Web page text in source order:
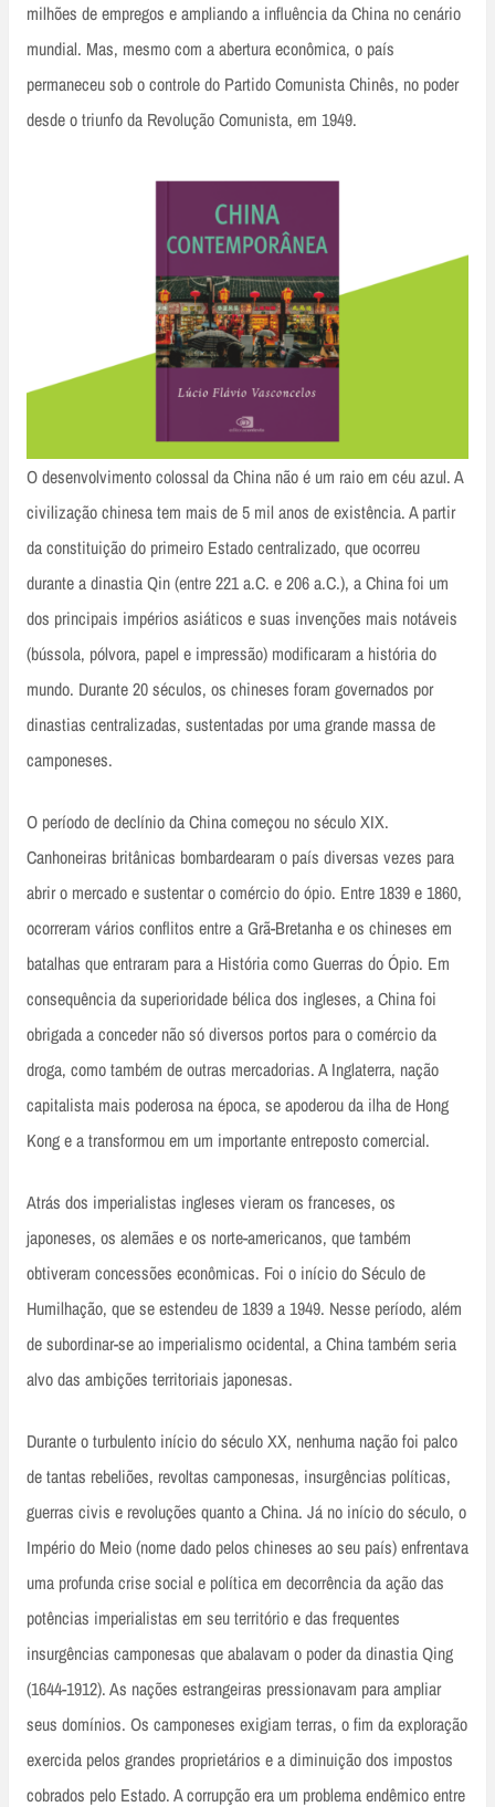
milhões de empregos e ampliando a influência da China no cenário
mundial. Mas, mesmo com a abertura econômica, o país
permaneceu sob o controle do Partido Comunista Chinês, no poder
desde o triunfo da Revolução Comunista, em 1949.
O desenvolvimento colossal da China não é um raio em céu azul. A
civilização chinesa tem mais de 5 mil anos de existência. A partir
da constituição do primeiro Estado centralizado, que ocorreu
durante a dinastia Qin (entre 221 a.C. e 206 a.C.), a China foi um
dos principais impérios asiáticos e suas invenções mais notáveis
(bússola, pólvora, papel e impressão) modificaram a história do
mundo. Durante 20 séculos, os chineses foram governados por
dinastias centralizadas, sustentadas por uma grande massa de
camponeses.
O período de declínio da China começou no século XIX.
Canhoneiras britânicas bombardearam o país diversas vezes para
abrir o mercado e sustentar o comércio do ópio. Entre 1839 e 1860,
ocorreram vários conflitos entre a Grã-Bretanha e os chineses em
batalhas que entraram para a História como Guerras do Ópio. Em
consequência da superioridade bélica dos ingleses, a China foi
obrigada a conceder não só diversos portos para o comércio da
droga, como também de outras mercadorias. A Inglaterra, nação
capitalista mais poderosa na época, se apoderou da ilha de Hong
Kong e a transformou em um importante entreposto comercial.
Atrás dos imperialistas ingleses vieram os franceses, os
japoneses, os alemães e os norte-americanos, que também
obtiveram concessões econômicas. Foi o início do Século de
Humilhação, que se estendeu de 1839 a 1949. Nesse período, além
de subordinar-se ao imperialismo ocidental, a China também seria
alvo das ambições territoriais japonesas.
Durante o turbulento início do século XX, nenhuma nação foi palco
de tantas rebeliões, revoltas camponesas, insurgências políticas,
guerras civis e revoluções quanto a China. Já no início do século, o
Império do Meio (nome dado pelos chineses ao seu país) enfrentava
uma profunda crise social e política em decorrência da ação das
potências imperialistas em seu território e das frequentes
insurgências camponesas que abalavam o poder da dinastia Qing
(1644-1912). As nações estrangeiras pressionavam para ampliar
seus domínios. Os camponeses exigiam terras, o fim da exploração
exercida pelos grandes proprietários e a diminuição dos impostos
cobrados pelo Estado. A corrupção era um problema endêmico entre